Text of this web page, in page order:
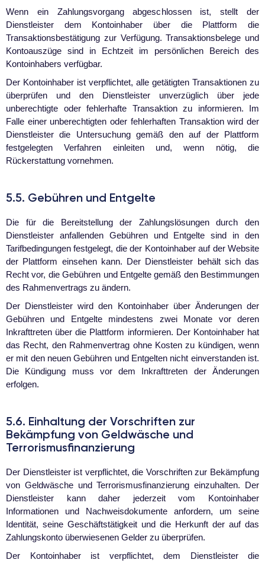
Wenn ein Zahlungsvorgang abgeschlossen ist, stellt der
Dienstleister dem Kontoinhaber über die Plattform die
Transaktionsbestätigung zur Verfügung. Transaktionsbelege und
Kontoauszüge sind in Echtzeit im persönlichen Bereich des
Kontoinhabers verfügbar.
Der Kontoinhaber ist verpflichtet, alle getätigten Transaktionen zu
überprüfen und den Dienstleister unverzüglich über jede
unberechtigte oder fehlerhafte Transaktion zu informieren. Im
Falle einer unberechtigten oder fehlerhaften Transaktion wird der
Dienstleister die Untersuchung gemäß den auf der Plattform
festgelegten Verfahren einleiten und, wenn nötig, die
Rückerstattung vornehmen.
5.5. Gebühren und Entgelte
Die für die Bereitstellung der Zahlungslösungen durch den
Dienstleister anfallenden Gebühren und Entgelte sind in den
Tarifbedingungen festgelegt, die der Kontoinhaber auf der Website
der Plattform einsehen kann. Der Dienstleister behält sich das
Recht vor, die Gebühren und Entgelte gemäß den Bestimmungen
des Rahmenvertrags zu ändern.
Der Dienstleister wird den Kontoinhaber über Änderungen der
Gebühren und Entgelte mindestens zwei Monate vor deren
Inkrafttreten über die Plattform informieren. Der Kontoinhaber hat
das Recht, den Rahmenvertrag ohne Kosten zu kündigen, wenn
er mit den neuen Gebühren und Entgelten nicht einverstanden ist.
Die Kündigung muss vor dem Inkrafttreten der Änderungen
erfolgen.
5.6. Einhaltung der Vorschriften zur
Bekämpfung von Geldwäsche und
Terrorismusfinanzierung
Der Dienstleister ist verpflichtet, die Vorschriften zur Bekämpfung
von Geldwäsche und Terrorismusfinanzierung einzuhalten. Der
Dienstleister kann daher jederzeit vom Kontoinhaber
Informationen und Nachweisdokumente anfordern, um seine
Identität, seine Geschäftstätigkeit und die Herkunft der auf das
Zahlungskonto überwiesenen Gelder zu überprüfen.
Der Kontoinhaber ist verpflichtet, dem Dienstleister die